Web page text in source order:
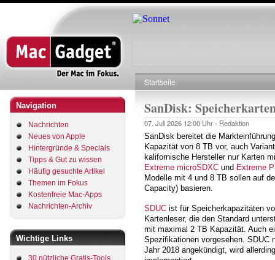
Direkt
zum
Navigation
Nachrichten
Neues von Apple
Hintergründe & Specials
Tipps & Gut zu wissen
Häufig gesuchte Artikel
Themen im Fokus
Kostenfreie Mac-Apps
Nachrichten-Archiv
Wichtige Links
30 nützliche Gratis-Tools
Pfadnavigation
Startseite
SanDisk:
07. Juli 2026 12:00 Uhr - Redaktion
SanDisk bereitet die
Kapazität von 8 TB vor, auch
kalifornische Hersteller nur Karten
Extreme microSDXC und Extreme
Modelle mit 4 und 8 TB sollen auf
Capacity) basieren.
SDUC ist für Speicherkapazitäten
Kartenleser, die den Standard
mit maximal 2 TB Kapazität. Auch
Spezifikationen vorgesehen. SDUC
Jahr 2018 angekündigt, wird